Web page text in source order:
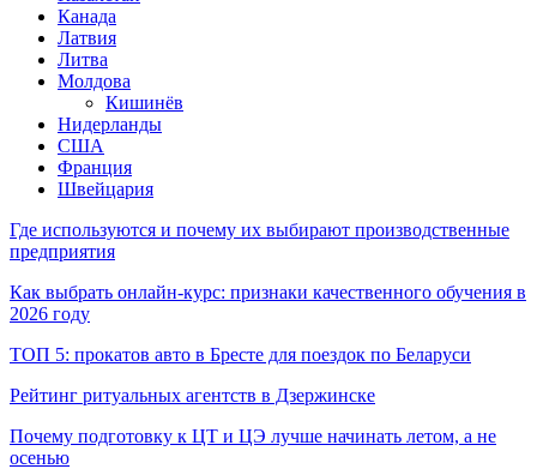
Канада
Латвия
Литва
Молдова
Кишинёв
Нидерланды
США
Франция
Швейцария
Где используются и почему их выбирают производственные
предприятия
Как выбрать онлайн-курс: признаки качественного обучения в
2026 году
ТОП 5: прокатов авто в Бресте для поездок по Беларуси
Рейтинг ритуальных агентств в Дзержинске
Почему подготовку к ЦТ и ЦЭ лучше начинать летом, а не
осенью